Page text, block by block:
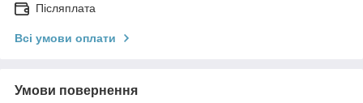
Післяплата
Всі умови оплати
Умови повернення